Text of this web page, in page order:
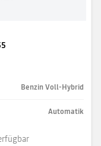
Benzin Voll-Hybrid
Automatik